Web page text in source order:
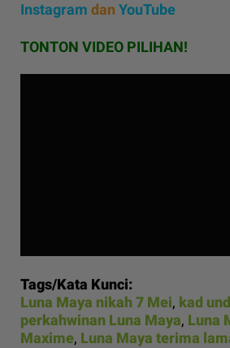
Instagram dan YouTube
TONTON VIDEO PILIHAN!
Tags/Kata Kunci:
Luna Maya nikah 7 Mei, kad
perkahwinan Luna Maya, Luna
Maxime, Luna Maya terima